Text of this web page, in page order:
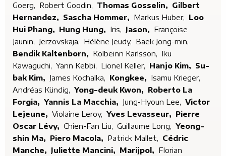
Goerg, Robert Goodin, Thomas Gosselin, Gilbert
Hernandez, Sascha Hommer, Markus Huber, Loo
Hui Phang, Hung Hung, Iris, Jason, Françoise
Jaunin, Jerzovskaja, Hélène Jeudy, Baek Jong-min,
Bendik Kaltenborn, Kolbeinn Karlsson, Iku
Kawaguchi, Yann Kebbi, Lionel Keller, Hanjo Kim, Su-
bak Kim, James Kochalka, Kongkee, Isamu Krieger,
Andréas Kündig, Yong-deuk Kwon, Roberto La
Forgia, Yannis La Macchia, Jung-Hyoun Lee, Victor
Lejeune, Violaine Leroy, Yves Levasseur, Pierre
Oscar Lévy, Chien-Fan Liu, Guillaume Long, Yeong-
shin Ma, Piero Macola, Patrick Mallet, Cédric
Manche, Juliette Mancini, Marijpol, Florian